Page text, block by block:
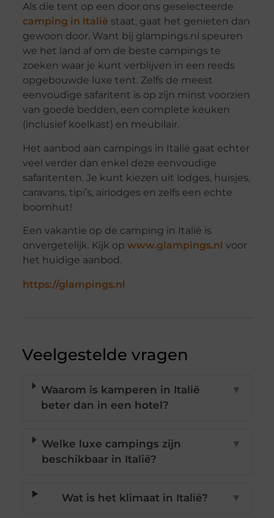
Als die tent op een door ons geselecteerde
camping in Italië staat, gaat het genieten dan
gewoon door. Want bij glampings.nl speuren
we het land af om de beste campings te
zoeken waar je kunt verblijven in een reeds
opgebouwde luxe tent. Zelfs de meest
eenvoudige safaritent is op zijn minst voorzien
van goede bedden, een complete keuken
(inclusief koelkast) en meubilair.
Het aanbod aan campings in Italië gaat echter
veel verder dan enkel deze eenvoudige
safaritenten. Je kunt kiezen uit lodges, huisjes,
caravans, tipi’s, airlodges en zelfs een echte
boomhut!
Een vakantie op de camping in Italië is
onvergetelijk. Kijk op www.glampings.nl voor
het huidige aanbod.
https://glampings.nl
Veelgestelde vragen
Waarom is kamperen in Italië
beter dan in een hotel?
▼
Welke luxe campings zijn
beschikbaar in Italië?
▼
Wat is het klimaat in Italië? ▼